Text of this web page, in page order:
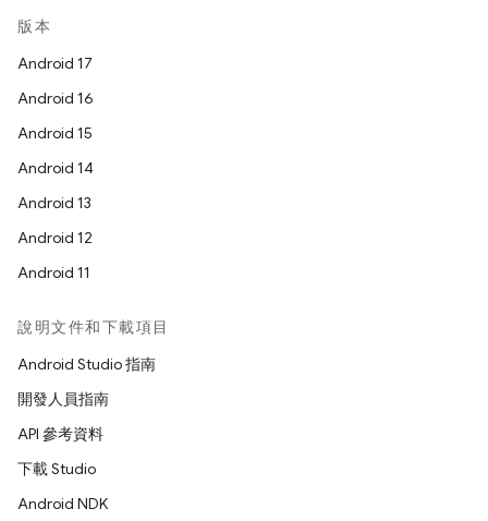
版本
Android 17
Android 16
Android 15
Android 14
Android 13
Android 12
Android 11
說明文件和下載項目
Android Studio 指南
開發人員指南
API 參考資料
下載 Studio
Android NDK